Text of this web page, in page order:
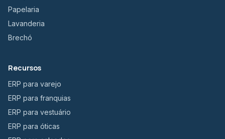
Papelaria
Lavanderia
Brechó
Recursos
ERP para varejo
ERP para franquias
ERP para vestuário
ERP para óticas